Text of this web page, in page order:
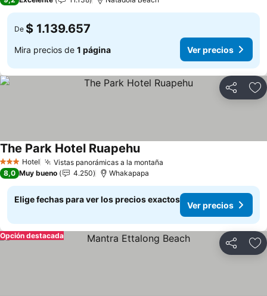
De $ 1.139.657
Mira precios de 1 página Ver precios
Compartir
3 Estrellas
Hotel Vistas panorámicas a la montaña
The Park Hotel RuapehuVer precios
8,0 Muy bueno 4.250 Whakapapa
Elige fechas para ver los precios exactos
Ver precios
Compartir
Opción destacada